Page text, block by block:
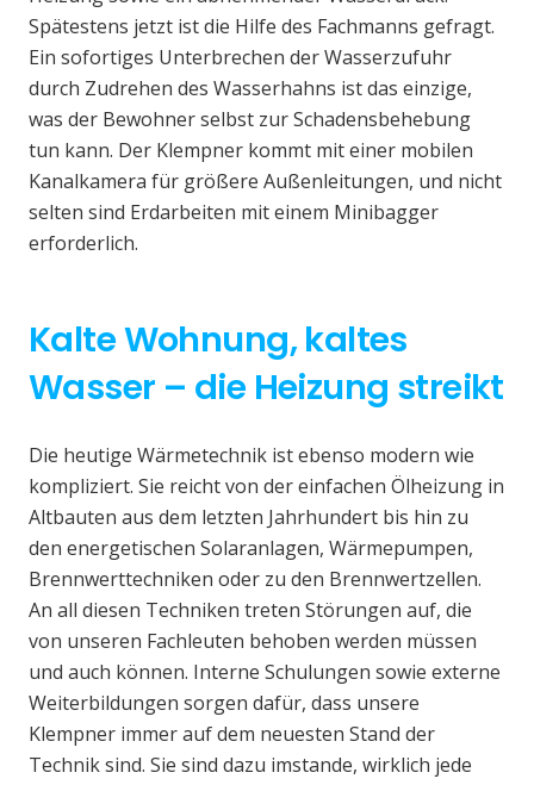
Spätestens jetzt ist die Hilfe des Fachmanns gefragt.
Ein sofortiges Unterbrechen der Wasserzufuhr
durch Zudrehen des Wasserhahns ist das einzige,
was der Bewohner selbst zur Schadensbehebung
tun kann. Der Klempner kommt mit einer mobilen
Kanalkamera für größere Außenleitungen, und nicht
selten sind Erdarbeiten mit einem Minibagger
erforderlich.
Kalte Wohnung, kaltes
Wasser – die Heizung streikt
Die heutige Wärmetechnik ist ebenso modern wie
kompliziert. Sie reicht von der einfachen Ölheizung in
Altbauten aus dem letzten Jahrhundert bis hin zu
den energetischen Solaranlagen, Wärmepumpen,
Brennwerttechniken oder zu den Brennwertzellen.
An all diesen Techniken treten Störungen auf, die
von unseren Fachleuten behoben werden müssen
und auch können. Interne Schulungen sowie externe
Weiterbildungen sorgen dafür, dass unsere
Klempner immer auf dem neuesten Stand der
Technik sind. Sie sind dazu imstande, wirklich jede